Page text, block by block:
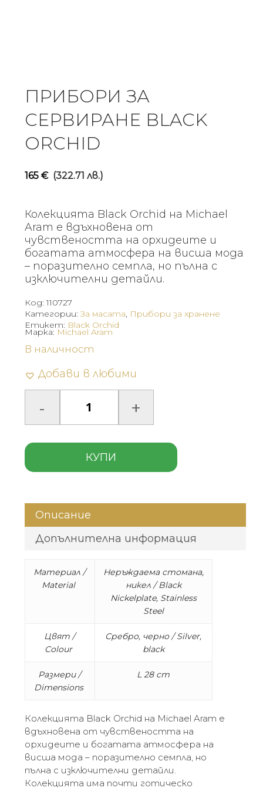
ПРИБОРИ ЗА
СЕРВИРАНЕ BLACK
ORCHID
165 € (322.71 лв.)
Колекцията Black Orchid на Michael
Aram е вдъхновена от
чувствеността на орхидеите и
богатата атмосфера на висша мода
– поразително семпла, но пълна с
изключителни детайли.
Код:110727
Категории:За масата, Прибори за хранене
Етикет: Black Orchid
В наличност
Добави в любими
КУПИ
Марка: Michael Aram
Описание
Допълнителна информация
Материал /
Material
Неръждаема стомана,
никел / Black
Nickelplate, Stainless
Steel
Цвят /
Colour
Сребро, черно / Silver,
black
Размери /
Dimensions
L 28 cm
Колекцията Black Orchid на Michael Aram е
вдъхновена от чувствеността на
орхидеите и богатата атмосфера на
висша мода – поразително семпла, но
пълна с изключителни детайли.
Колекцията има почти готическо